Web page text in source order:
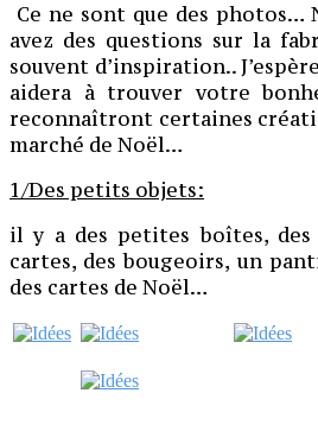
Ce ne sont que des photos…
avez des questions sur la
souvent d’inspiration..
aidera à trouver votre
reconnaîtront certaines
marché de Noël…
1/Des petits objets:
il y a des petites boîtes, des
cartes, des bougeoirs, un
des cartes de Noël…